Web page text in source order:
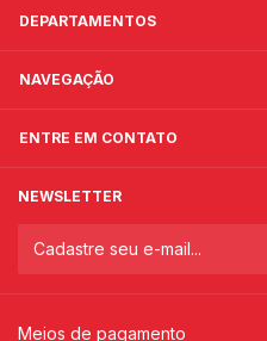
DEPARTAMENTOS
NAVEGAÇÃO
ENTRE EM CONTATO
NEWSLETTER
Meios de pagamento